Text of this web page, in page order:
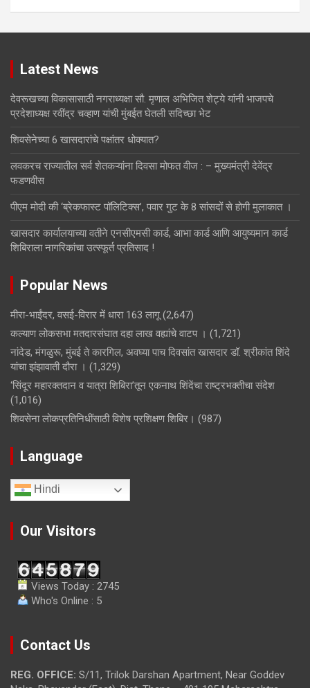
Latest News
देवरूखच्या विकासासाठी नगराध्यक्षा सौ. मृणाल अभिजित शेट्ये यांनी भाजपचे
प्रदेशाध्यक्ष रवींद्र चव्हाण यांची मुंबईत घेतली सदिच्छा भेट
शिवसेनेच्या 6 खासदारांचे पक्षांतर धोक्यात?
लवकरच राज्यातील सर्व शेतकऱ्यांना दिवसा मोफत वीज : – मुख्यमंत्री देवेंद्र
फडणवीस
पीएम मोदी की ‘ब्रेकफास्ट पॉलिटिक्स’, पवार गुट के 8 सांसदों से होगी मुलाकात ।
खासदार कार्यालयाच्या वतीने एनसीएमसी कार्ड, आभा कार्ड आणि आयुष्यमान कार्ड
शिबिराला नागरिकांचा उत्स्फूर्त प्रतिसाद !
Popular News
मीरा-भाईंदर, वसई-विरार में धारा 163 लागू (2,647)
कल्याण लोकसभा मतदारसंघात दहा लाख वह्यांचे वाटप । (1,721)
नांदेड, मंगळुरू, मुंबई ते कारगिल, अवघ्या पाच दिवसांत खासदार डॉ. श्रीकांत शिंदे
यांचा झंझावाती दौरा । (1,329)
‘सिंदूर महारक्तदान व यात्रा शिबिरा’तून एकनाथ शिंदेंचा राष्ट्रभक्तीचा संदेश
(1,016)
शिवसेना लोकप्रतिनिधींसाठी विशेष प्रशिक्षण शिबिर। (987)
Language
Hindi
Our Visitors
Views Today : 2745
Who's Online : 5
Contact Us
REG. OFFICE: S/11, Trilok Darshan Apartment, Near Goddev